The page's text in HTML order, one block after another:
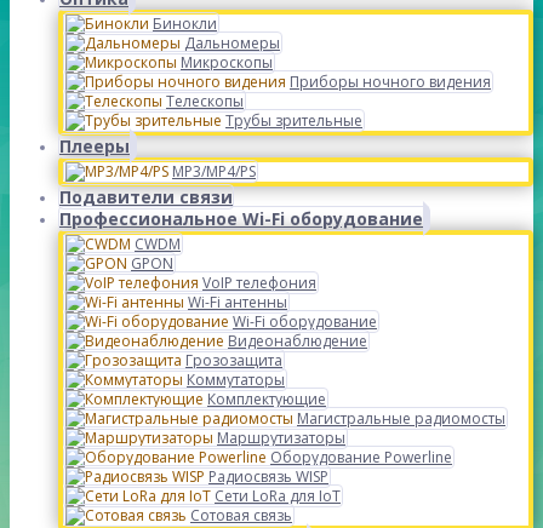
Бинокли
Дальномеры
Микроскопы
Приборы ночного видения
Телескопы
Трубы зрительные
Плееры
MP3/MP4/PS
Подавители связи
Профессиональное Wi-Fi оборудование
CWDM
GPON
VoIP телефония
Wi-Fi антенны
Wi-Fi оборудование
Видеонаблюдение
Грозозащита
Коммутаторы
Комплектующие
Магистральные радиомосты
Маршрутизаторы
Оборудование Powerline
Радиосвязь WISP
Сети LoRa для IoT
Сотовая связь